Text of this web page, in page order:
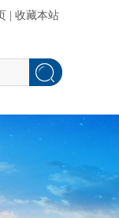
收藏本站